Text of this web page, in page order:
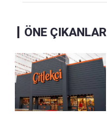
ÖNE ÇIKANLAR